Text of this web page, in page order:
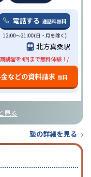
電話する 通話料無料
12:00～21:00(日・月を除く)
北方真桑駅
講習を4回まで無料体験！/
などの資料請求 無料
見る
塾の詳細を見る